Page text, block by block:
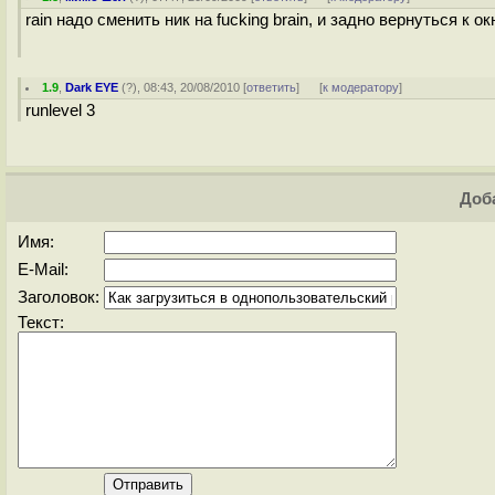
rain надо сменить ник на fucking brain, и задно вернуться к
1.9 ,Dark EYE (?), 08:43, 20/08/2010 [ответить] [к модератору]
runlevel 3
Имя:
E-Mail:
Заголовок:
Текст: